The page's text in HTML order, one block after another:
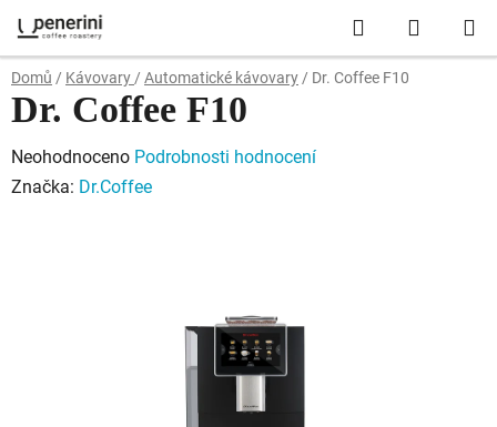
na
obsah
Hledat
KOŠÍK
Domů / Kávovary / Automatické kávovary / Dr. Coffee F10
Dr. Coffee F10
Průměrné
hodnocení
Neohodnoceno Podrobnosti hodnocení
Značka: Dr.Coffee